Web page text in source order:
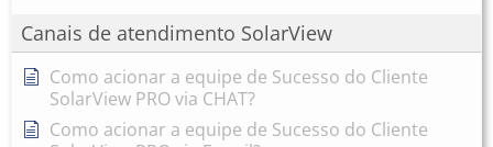
Canais de atendimento SolarView
Como acionar a equipe de Sucesso do Cliente
SolarView PRO via CHAT?
Como acionar a equipe de Sucesso do Cliente